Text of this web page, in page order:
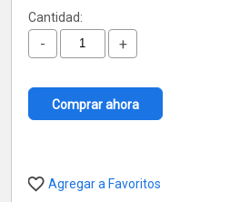
Cantidad:
- +
Comprar ahora
Agregar a Favoritos